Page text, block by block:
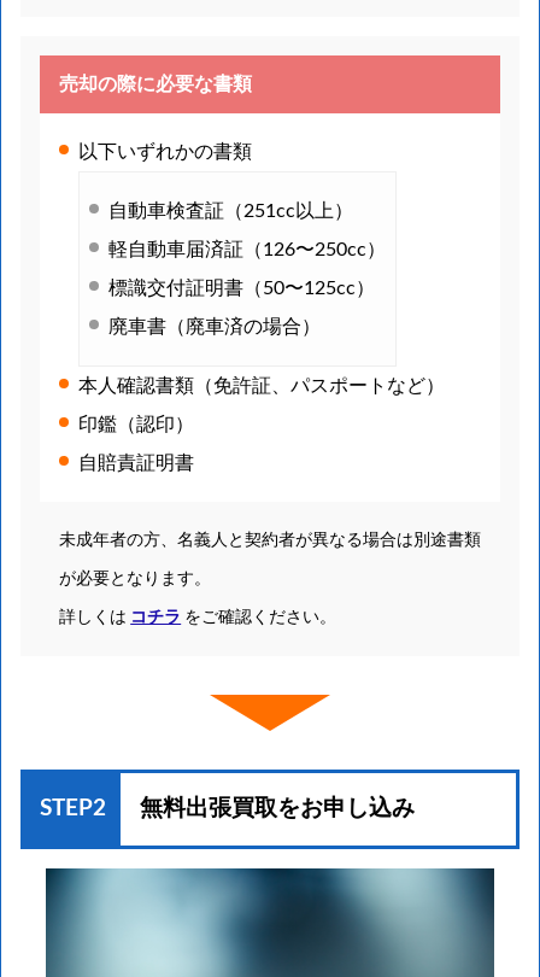
売却の際に必要な書類
以下いずれかの書類
自動車検査証（251cc以上）
軽自動車届済証（126〜250cc）
標識交付証明書（50〜125cc）
廃車書（廃車済の場合）
本人確認書類（免許証、パスポートなど）
印鑑（認印）
自賠責証明書
未成年者の方、名義人と契約者が異なる場合は別途書類
が必要となります。
詳しくは コチラ をご確認ください。
STEP2 無料出張買取をお申し込み